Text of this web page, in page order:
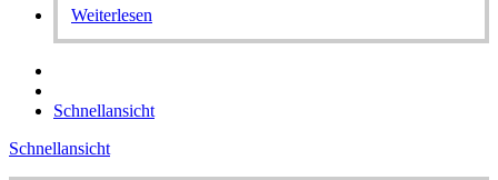
Weiterlesen
Schnellansicht
Schnellansicht